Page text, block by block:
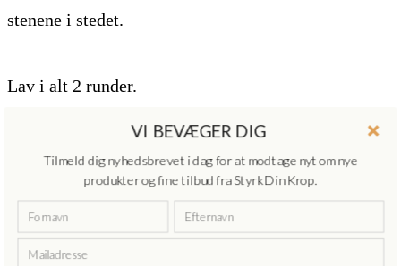
stenene i stedet.
Lav i alt 2 runder.
VI BEVÆGER DIG
Tilmeld dig nyhedsbrevet i dag for at modtage nyt om nye
produkter og fine tilbud fra Styrk Din Krop.